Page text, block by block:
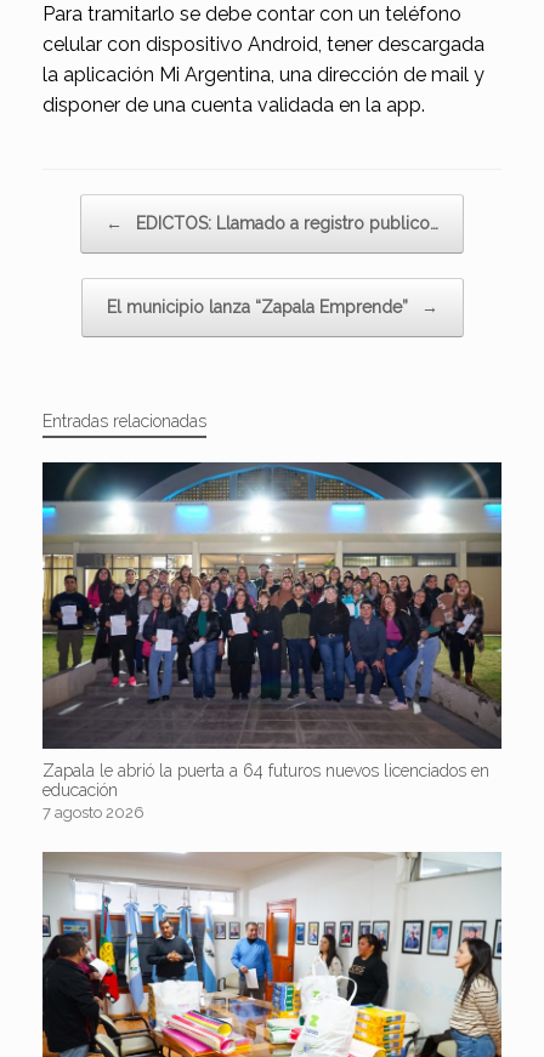
Para tramitarlo se debe contar con un teléfono
celular con dispositivo Android, tener descargada
la aplicación Mi Argentina, una dirección de mail y
disponer de una cuenta validada en la app.
← EDICTOS: Llamado a registro publico…
El municipio lanza “Zapala Emprende” →
Entradas relacionadas
Zapala le abrió la puerta a 64 futuros nuevos licenciados en
educación
7 agosto 2026